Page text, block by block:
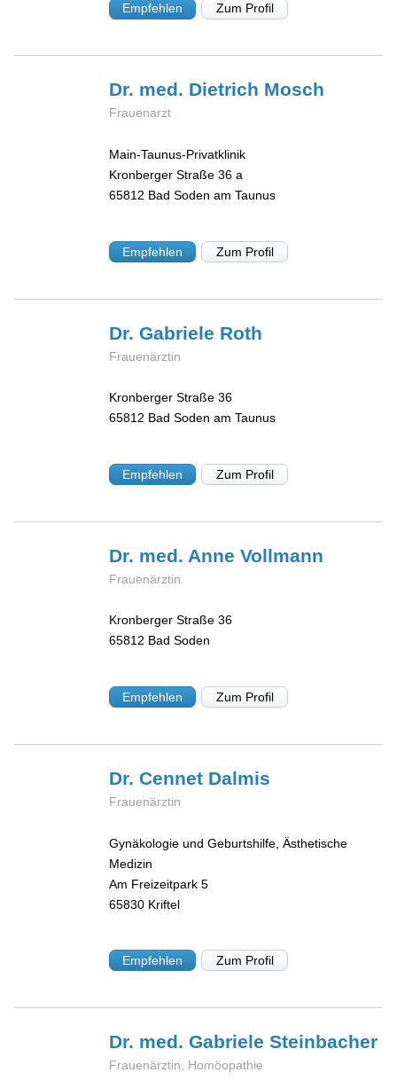
Empfehlen Zum Profil
Dr. med. Dietrich Mosch
Frauenarzt
Main-Taunus-Privatklinik
Kronberger Straße 36 a
65812 Bad Soden am Taunus
Empfehlen Zum Profil
Dr. Gabriele Roth
Frauenärztin
Kronberger Straße 36
65812 Bad Soden am Taunus
Empfehlen Zum Profil
Dr. med. AnneVollmann
Frauenärztin
Kronberger Straße 36
65812 Bad Soden
Empfehlen Zum Profil
Dr. Cennet Dalmis
Frauenärztin
Gynäkologie und Geburtshilfe, Ästhetische
Medizin
Am Freizeitpark 5
65830 Kriftel
Empfehlen Zum Profil
Dr. med. GabrieleSteinbacher
Frauenärztin, Homöopathie